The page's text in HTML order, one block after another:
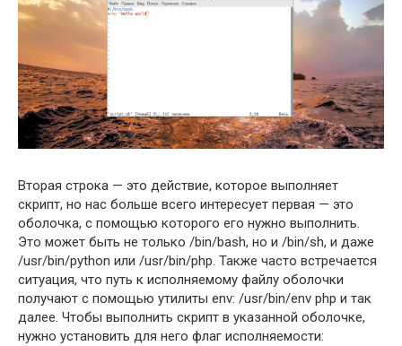
Вторая строка — это действие, которое выполняет
скрипт, но нас больше всего интересует первая — это
оболочка, с помощью которого его нужно выполнить.
Это может быть не только /bin/bash, но и /bin/sh, и даже
/usr/bin/python или /usr/bin/php. Также часто встречается
ситуация, что путь к исполняемому файлу оболочки
получают с помощью утилиты env: /usr/bin/env php и так
далее. Чтобы выполнить скрипт в указанной оболочке,
нужно установить для него флаг исполняемости: